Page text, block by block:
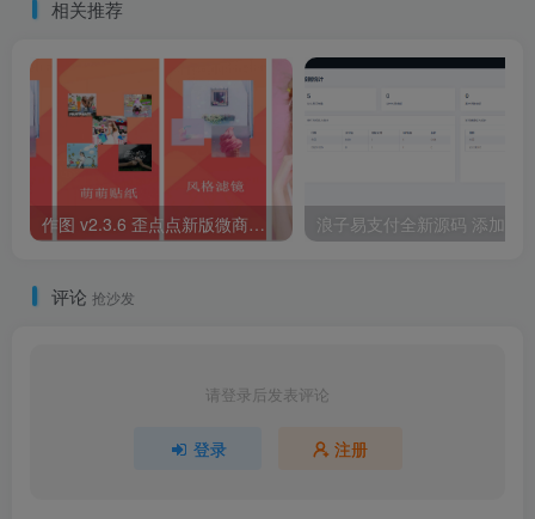
相关推荐
作图 v2.3.6 歪点点新版微商工具，微商作图工具，会员解锁
评论 抢沙发
请登录后发表评论
登录 注册